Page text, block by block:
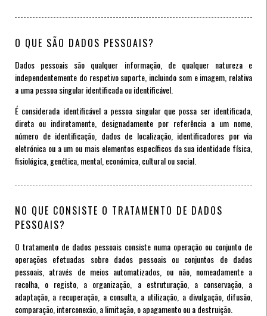
O QUE SÃO DADOS PESSOAIS?
Dados pessoais são qualquer informação, de qualquer natureza e
independentemente do respetivo suporte, incluindo som e imagem, relativa
a uma pessoa singular identificada ou identificável.
É considerada identificável a pessoa singular que possa ser identificada,
direta ou indiretamente, designadamente por referência a um nome,
número de identificação, dados de localização, identificadores por via
eletrónica ou a um ou mais elementos específicos da sua identidade física,
fisiológica, genética, mental, económica, cultural ou social.
NO QUE CONSISTE O TRATAMENTO DE DADOS
PESSOAIS?
O tratamento de dados pessoais consiste numa operação ou conjunto de
operações efetuadas sobre dados pessoais ou conjuntos de dados
pessoais, através de meios automatizados, ou não, nomeadamente a
recolha, o registo, a organização, a estruturação, a conservação, a
adaptação, a recuperação, a consulta, a utilização, a divulgação, difusão,
comparação, interconexão, a limitação, o apagamento ou a destruição.